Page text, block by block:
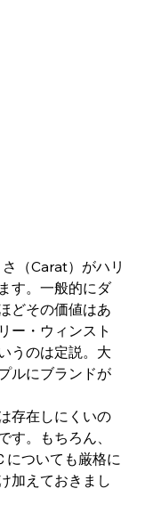
（Carat）がハリ
す。一般的にダ
どその価値はあ
ー・ウィンスト
うのは定説。大
ルにブランドが
存在しにくいの
す。もちろん、
についても厳格に
加えておきまし